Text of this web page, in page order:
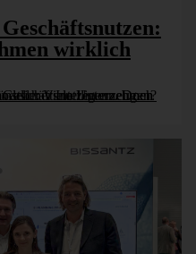
wirklich